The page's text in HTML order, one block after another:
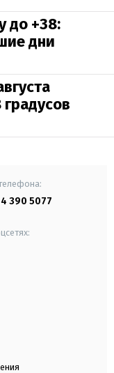
до +38:
дни
390 5077